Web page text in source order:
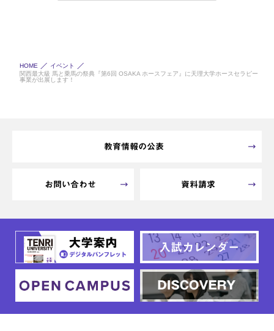
HOME
イベント
関西最大級 馬と乗馬の祭典『第6回 OSAKA ホースフェア』に天理大学ホースセラピー
事業が出展します！
教育情報の公表
お問い合わせ 資料請求